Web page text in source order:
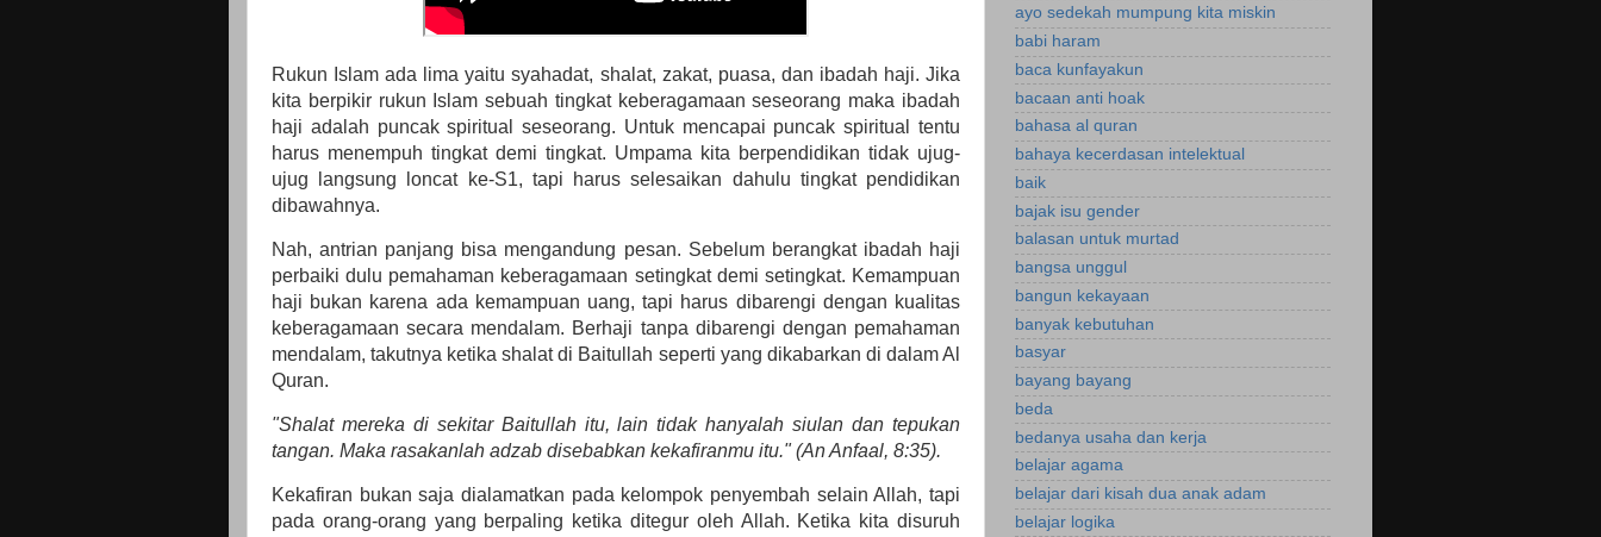
Rukun Islam ada lima yaitu syahadat, shalat, zakat, puasa, dan ibadah haji. Jika
kita berpikir rukun Islam sebuah tingkat keberagamaan seseorang maka ibadah
haji adalah puncak spiritual seseorang. Untuk mencapai puncak spiritual tentu
harus menempuh tingkat demi tingkat. Umpama kita berpendidikan tidak ujug-
ujug langsung loncat ke-S1, tapi harus selesaikan dahulu tingkat pendidikan
dibawahnya.
Nah, antrian panjang bisa mengandung pesan. Sebelum berangkat ibadah haji
perbaiki dulu pemahaman keberagamaan setingkat demi setingkat. Kemampuan
haji bukan karena ada kemampuan uang, tapi harus dibarengi dengan kualitas
keberagamaan secara mendalam. Berhaji tanpa dibarengi dengan pemahaman
mendalam, takutnya ketika shalat di Baitullah seperti yang dikabarkan di dalam Al
Quran.
"Shalat mereka di sekitar Baitullah itu, lain tidak hanyalah siulan dan tepukan
tangan. Maka rasakanlah adzab disebabkan kekafiranmu itu." (An Anfaal, 8:35).
Kekafiran bukan saja dialamatkan pada kelompok penyembah selain Allah, tapi
pada orang-orang yang berpaling ketika ditegur oleh Allah. Ketika kita disuruh
ayo sedekah mumpung kita miskin
babi haram
baca kunfayakun
bacaan anti hoak
bahasa al quran
bahaya kecerdasan intelektual
baik
bajak isu gender
balasan untuk murtad
bangsa unggul
bangun kekayaan
banyak kebutuhan
basyar
bayang bayang
beda
bedanya usaha dan kerja
belajar agama
belajar dari kisah dua anak adam
belajar logika